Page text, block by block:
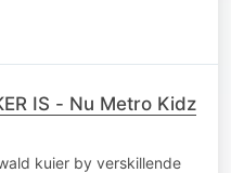
IS - Nu Metro Kidz
kuier by verskillende